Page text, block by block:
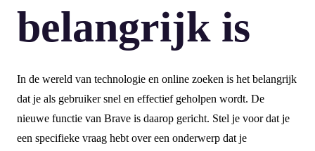
belangrijk is
In de wereld van technologie en online zoeken is het belangrijk
dat je als gebruiker snel en effectief geholpen wordt. De
nieuwe functie van Brave is daarop gericht. Stel je voor dat je
een specifieke vraag hebt over een onderwerp dat je